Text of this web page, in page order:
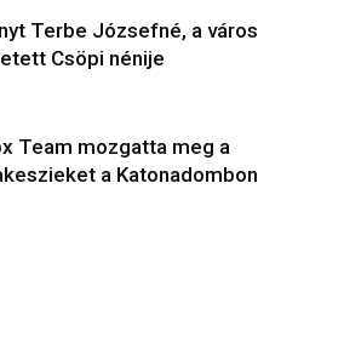
Terbe Józsefné, a város
Csöpi nénije
Team mozgatta meg a
a Katonadombon